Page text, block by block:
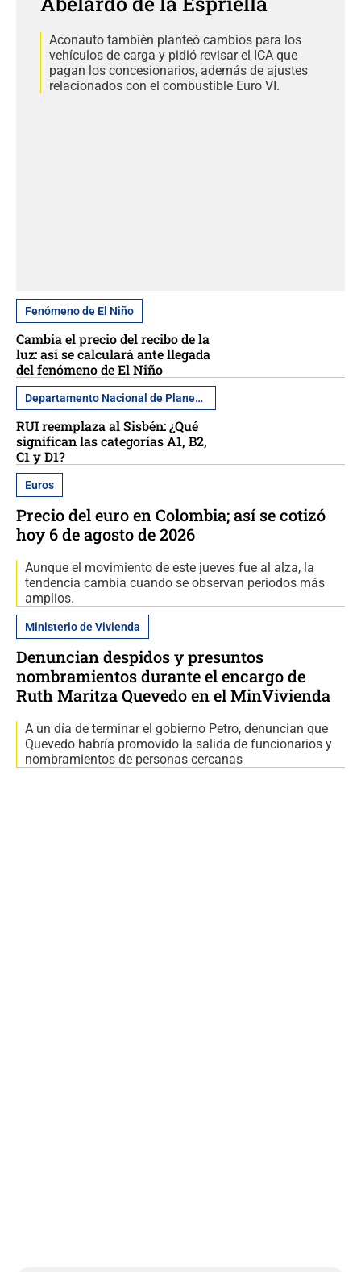
Aconauto también planteó cambios para los
vehículos de carga y pidió revisar el ICA que
pagan los concesionarios, además de ajustes
relacionados con el combustible Euro VI.
Fenómeno de El Niño
Cambia el precio del recibo de la
luz: así se calculará ante llegada
del fenómeno de El Niño
Departamento Nacional de Planeación
RUI reemplaza al Sisbén: ¿Qué
significan las categorías A1, B2,
C1 y D1?
Euros
Precio del euro en Colombia; así se cotizó
hoy 6 de agosto de 2026
Aunque el movimiento de este jueves fue al alza, la
tendencia cambia cuando se observan periodos más
amplios.
Ministerio de Vivienda
Denuncian despidos y presuntos
nombramientos durante el encargo de
Ruth Maritza Quevedo en el MinVivienda
A un día de terminar el gobierno Petro, denuncian que
Quevedo habría promovido la salida de funcionarios y
nombramientos de personas cercanas